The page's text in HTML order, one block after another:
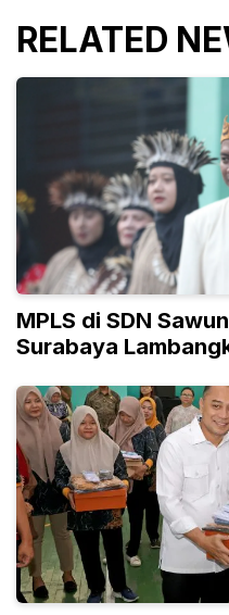
RELATED
MPLS di SDN
Surabaya